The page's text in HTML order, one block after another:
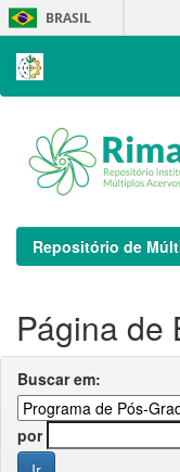
Skip
navigation
BRASIL
Repositório de
Página de
Buscar em:
por